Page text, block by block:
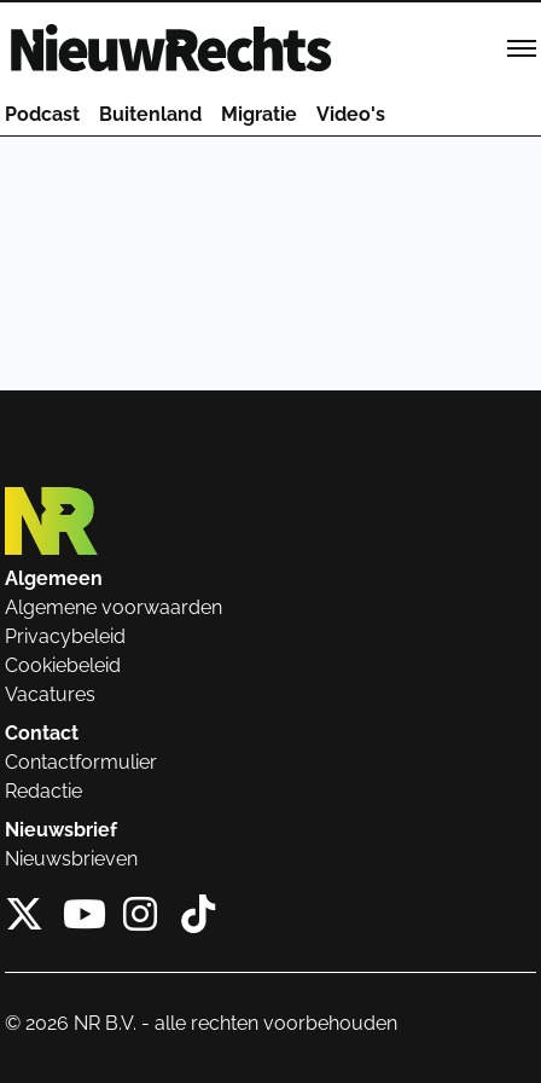
Homepage van NieuwRechts
Podcast Buitenland Migratie Video's
Algemeen
Algemene voorwaarden
Privacybeleid
Cookiebeleid
Vacatures
Contact
Contactformulier
Redactie
Nieuwsbrief
Nieuwsbrieven
X van NieuwRechts
Instagram van
Tiktok van
© 2026 NR B.V. - alle rechten voorbehouden